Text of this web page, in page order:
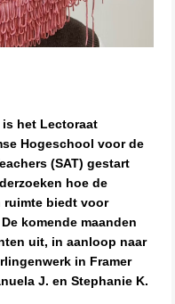
het Lectoraat
Hogeschool voor de
(SAT) gestart
hoe de
biedt voor
komende maanden
uit, in aanloop naar
in Framer
J. en Stephanie K.